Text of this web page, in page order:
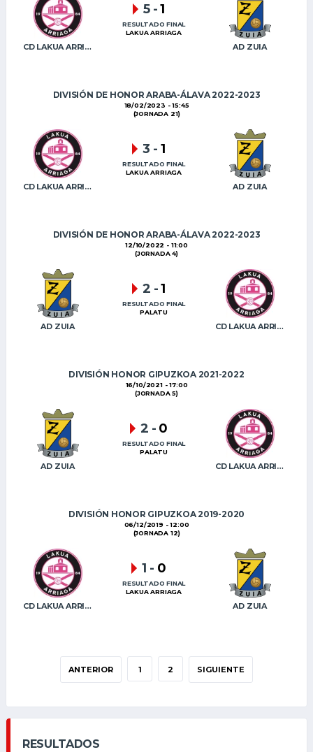
CD LAKUA ARRIAGA AD ZUIA
5 -1
RESULTADO FINAL
LAKUA ARRIAGA
DIVISIÓN DE HONOR ARABA-ÁLAVA 2022-2023
18/02/2023 - 15:45
(JORNADA 21)
CD LAKUA ARRIAGA AD ZUIA
3 - 1
RESULTADO FINAL
LAKUA ARRIAGA
DIVISIÓN DE HONOR ARABA-ÁLAVA 2022-2023
12/10/2022 - 11:00
(JORNADA 4)
AD ZUIA CD LAKUA ARRIAGA
2 -1
RESULTADO FINAL
PALATU
DIVISIÓN HONOR GIPUZKOA 2021-2022
16/10/2021 - 17:00
(JORNADA 5)
AD ZUIA CD LAKUA ARRIAGA
2 - 0
RESULTADO FINAL
PALATU
DIVISIÓN HONOR GIPUZKOA 2019-2020
06/12/2019 - 12:00
(JORNADA 12)
CD LAKUA ARRIAGA AD ZUIA
1 - 0
RESULTADO FINAL
LAKUA ARRIAGA
ANTERIOR 1 2 SIGUIENTE
RESULTADOS